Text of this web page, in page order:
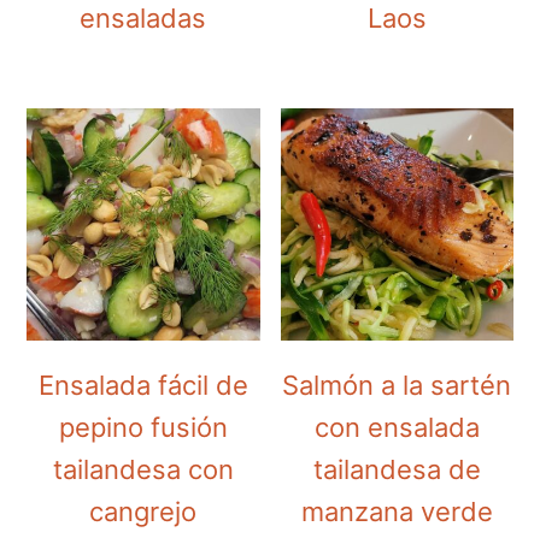
ensaladas Laos
Ensalada fácil de
pepino fusión
tailandesa con
cangrejo
Salmón a la sartén
con ensalada
tailandesa de
manzana verde